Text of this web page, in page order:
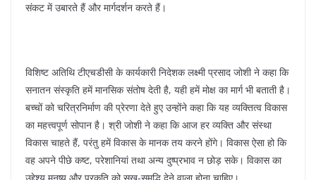
संकट में उबारते हैं और मार्गदर्शन करते हैं।
विशिष्ट अतिथि टीएचडीसी के कार्यकारी निदेशक लक्ष्मी प्रसाद जोशी ने कहा कि
सनातन संस्कृति हमें मानसिक संतोष देती है, यही हमें मोक्ष का मार्ग भी बताती है।
बच्चों को चरित्रनिर्माण की प्रेरणा देते हुए उन्होंने कहा कि यह व्यक्तित्व विकास
का महत्त्वपूर्ण सोपान है। श्री जोशी ने कहा कि आज हर व्यक्ति और संस्था
विकास चाहते हैं, परंतु हमें विकास के मानक तय करने होंगे। विकास ऐसा हो कि
वह अपने पीछे कष्ट, परेशानियां तथा अन्य दुष्प्रभाव न छोड़ सके। विकास का